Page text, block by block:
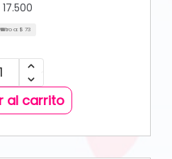
17.500
a: $ 73
al carrito